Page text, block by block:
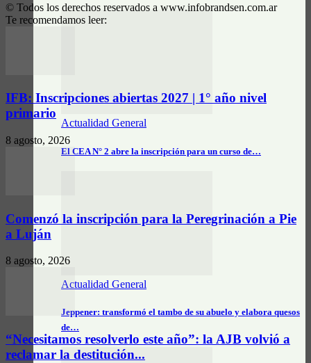
Actualidad General
El CEA N° 2 abre la inscripción para un curso de…
Actualidad General
Jeppener: transformó el tambo de su abuelo y elabora quesos
de…
© Todos los derechos reservados a www.infobrandsen.com.ar
Te recomendamos leer:
IFB: Inscripciones abiertas 2027 | 1° año nivel
primario
8 agosto, 2026
Comenzó la inscripción para la Peregrinación a Pie
a Luján
8 agosto, 2026
“Necesitamos resolverlo este año”: la AJB volvió a
reclamar la destitución...